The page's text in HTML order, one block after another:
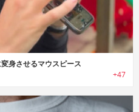
身させるマウスピース
+47